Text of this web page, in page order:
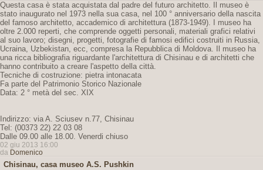
Questa casa è stata acquistata dal padre del futuro architetto. Il museo è
stato inaugurato nel 1973 nella sua casa, nel 100 ° anniversario della nascita
del famoso architetto, accademico di architettura (1873-1949). I museo ha
oltre 2.000 reperti, che comprende oggetti personali, materiali grafici relativi
al suo lavoro; disegni, progetti, fotografie di famosi edifici costruiti in Russia,
Ucraina, Uzbekistan, ecc, compresa la Repubblica di Moldova. Il museo ha
una ricca bibliografia riguardante l'architettura di Chisinau e di architetti che
hanno contribuito a creare l'aspetto della città.
Tecniche di costruzione: pietra intonacata
Fa parte del Patrimonio Storico Nazionale
Data: 2 ° metà del sec. XIX
Indirizzo: via A. Sciusev n.77, Chisinau
Tel: (00373 22) 22 03 08
Dalle 09.00 alle 18.00. Venerdi chiuso
02 giu 2013 16:00
da Domenico
Chisinau, casa museo A.S. Pushkin